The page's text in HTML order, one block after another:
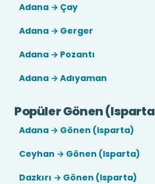
Adana → Çay
Adana → Gerger
Adana → Pozantı
Adana → Adıyaman
Popüler Gönen
Adana → Gönen (Isparta)
Ceyhan → Gönen (Isparta)
Dazkırı → Gönen (Isparta)